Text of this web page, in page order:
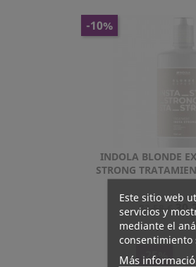
INDOLA BLONDE
STRONG
Precio
Normal
33,58 €
-10%
Vista
-25%
Este sitio web
servicios y
mediante el
consentimiento
Más